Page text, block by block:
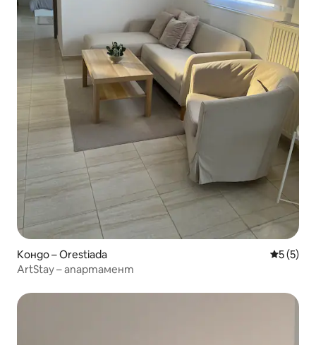
Кондо – Orestiada Средна
5 (5)
ArtStay – апартамент